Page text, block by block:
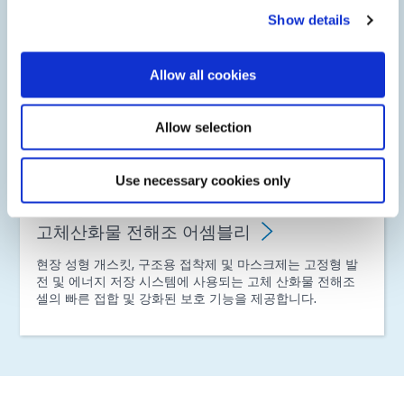
Show details
Allow all cookies
Allow selection
Use necessary cookies only
고체산화물 전해조 어셈블리
현장 성형 개스킷, 구조용 접착제 및 마스크제는 고정형 발
전 및 에너지 저장 시스템에 사용되는 고체 산화물 전해조
셀의 빠른 접합 및 강화된 보호 기능을 제공합니다.